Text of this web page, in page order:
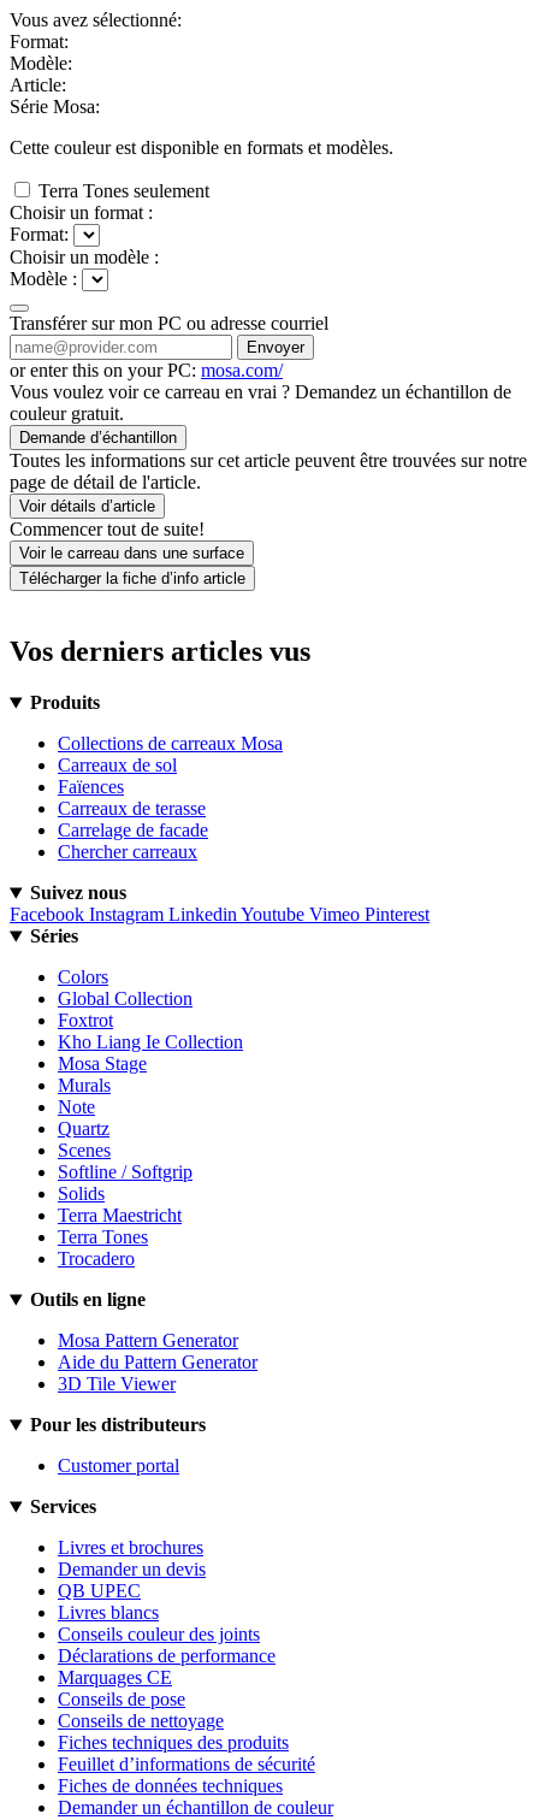
Vous avez sélectionné:
Format:
Modèle:
Article:
Série Mosa:
Cette couleur est disponible en formats et modèles.
Terra Tones seulement
Choisir un format :
Format:
Choisir un modèle :
Modèle :
Transférer sur mon PC ou adresse courriel
Envoyer
or enter this on your PC: mosa.com/
Vous voulez voir ce carreau en vrai ? Demandez un échantillon de
couleur gratuit.
Demande d’échantillon
Toutes les informations sur cet article peuvent être trouvées sur notre
page de détail de l'article.
Voir détails d’article
Commencer tout de suite!
Voir le carreau dans une surface
Télécharger la fiche d’info article
Vos derniers articles vus
Produits
Collections de carreaux Mosa
Carreaux de sol
Faïences
Carreaux de terasse
Carrelage de facade
Chercher carreaux
Suivez nous
Facebook Instagram Linkedin Youtube Vimeo Pinterest
Séries
Colors
Global Collection
Foxtrot
Kho Liang Ie Collection
Mosa Stage
Murals
Note
Quartz
Scenes
Softline / Softgrip
Solids
Terra Maestricht
Terra Tones
Trocadero
Outils en ligne
Mosa Pattern Generator
Aide du Pattern Generator
3D Tile Viewer
Pour les distributeurs
Customer portal
Services
Livres et brochures
Demander un devis
QB UPEC
Livres blancs
Conseils couleur des joints
Déclarations de performance
Marquages CE
Conseils de pose
Conseils de nettoyage
Fiches techniques des produits
Feuillet d’informations de sécurité
Fiches de données techniques
Demander un échantillon de couleur